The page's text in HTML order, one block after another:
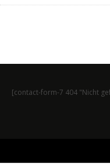
[contact-form-7 404 "Nicht